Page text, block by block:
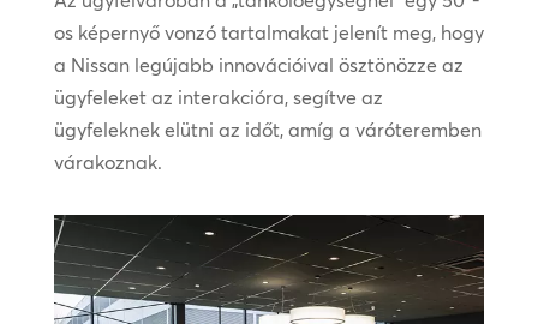
os képernyő vonzó tartalmakat jelenít meg, hogy
a Nissan legújabb innovációival ösztönözze az
ügyfeleket az interakcióra, segítve az
ügyfeleknek elütni az időt, amíg a váróteremben
várakoznak.